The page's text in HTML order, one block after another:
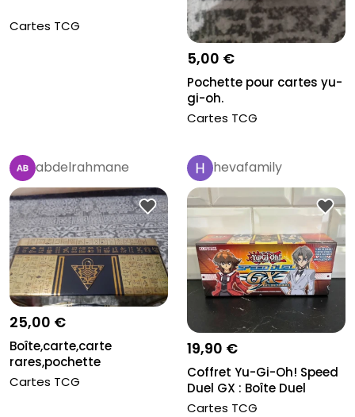
Cartes TCG
5,00 €
Pochette pour cartes yu-
gi-oh.
Cartes TCG
abdelrahmane
25,00 €
Boîte,carte,carte
rares,pochette
Cartes TCG
hevafamily
19,90 €
Coffret Yu-Gi-Oh! Speed
Duel GX : Boîte Duel
Acade...
Cartes TCG